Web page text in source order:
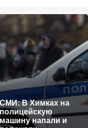
СМИ: В Химках на
полицейскую
машину напали и